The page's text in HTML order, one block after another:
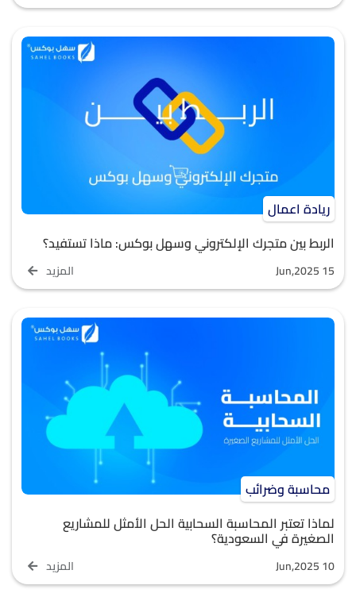
ريادة اعمال
الربط بين متجرك الإلكتروني وسهل بوكس: ماذا تستفيد؟
Jun,2025 15 المزيد
محاسبة وضرائب
لماذا تعتبر المحاسبة السحابية الحل الأمثل للمشاريع
الصغيرة في السعودية؟
Jun,2025 10 المزيد